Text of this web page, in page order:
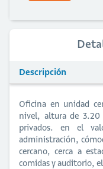
Descripción
Oficina en unidad
nivel, altura de 3.20
privados. en el
administración,
cercano, cerca a
comidas y auditorio,